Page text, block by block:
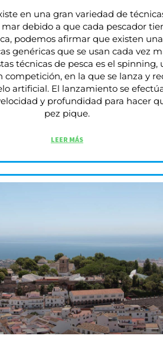
en una gran variedad de
mar debido a que cada pescador
podemos afirmar que existen
genéricas que se usan cada vez
técnicas de pesca es el spinning,
competición, en la que se lanza y
artificial. El lanzamiento se
y profundidad para hacer
pez pique.
LEER MÁS